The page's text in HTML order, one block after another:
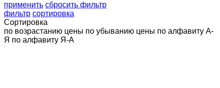
применить сбросить фильтр
фильтр сортировка
Сортировка
по возрастанию цены по убыванию цены по алфавиту А-
Я по алфавиту Я-А